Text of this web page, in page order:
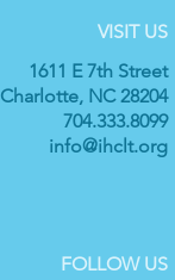
VISIT US
1611 E 7th Street
Charlotte, NC 28204
704.333.8099
info@ihclt.org
FOLLOW US